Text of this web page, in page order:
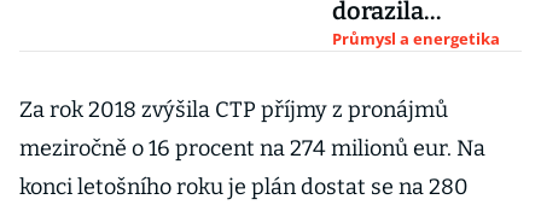
dorazila
finanční
investičním
pobídkám
Průmysl a energetika
Za rok 2018 zvýšila CTP příjmy z pronájmů
meziročně o 16 procent na 274 milionů eur. Na
konci letošního roku je plán dostat se na 280